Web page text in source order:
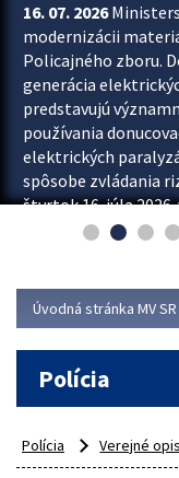
16. 07. 2026
modernizácii
Policajného zboru.
generácia
predstavujú
používania
elektrických
spôsobe zvládania
štvrtok 16. júla
Rastislav Polakovič
Úvodná stránka MV SR
Polícia
Polícia Verejné